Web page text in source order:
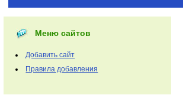
Меню сайтов
Добавить сайт
Правила добавления